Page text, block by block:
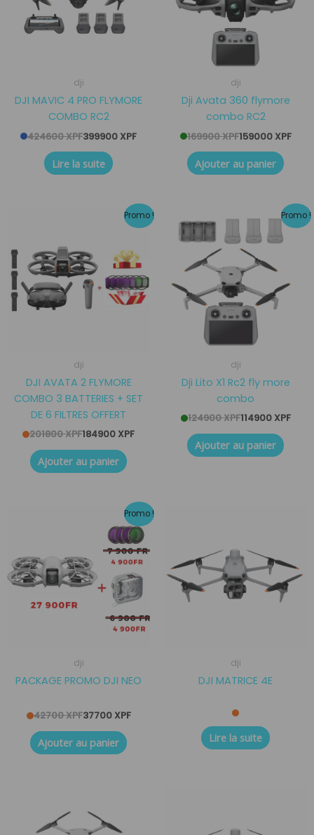
dji
DJI MAVIC 4 PRO FLYMORE
COMBO RC2
424600XPF399900 XPF
Lire la suite
dji
Dji Avata 360 flymore
combo RC2
169900XPF159000 XPF
Ajouter au panier
Promo !
dji
DJI AVATA 2 FLYMORE
COMBO 3 BATTERIES + SET
DE 6 FILTRES OFFERT
201800XPF
était :
201800 XPF.
184900 XPF
est :
184900 XPF.
Ajouter au panier
Promo !
dji
Dji Lito X1 Rc2 fly more
combo
124900XPF
initial
était :
124900 XPF.
114900 XPF
actuel
est :
114900 XPF.
Ajouter au panier
Promo !
dji
PACKAGE PROMO DJI NEO
42700XPF
était :
42700 XPF.
37700 XPF
actuel
37700 XPF.
Ajouter au panier
dji
DJI MATRICE 4E
Lire la suite